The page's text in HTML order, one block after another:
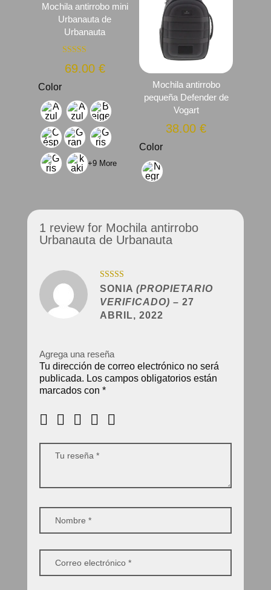
Mochila antirrobo mini
Urbanauta de
Urbanauta
5.00
69.00 €
Color
+9 More
Mochila antirrobo
pequeña Defender de
Vogart
38.00€
Color
1 review for Mochila antirrobo
Urbanauta de Urbanauta
Valorado con
SONIA (PROPIETARIO
VERIFICADO) – 27
ABRIL, 2022
Agrega una reseña
Tu dirección de correo electrónico no será
publicada. Los campos obligatorios están
marcados con *